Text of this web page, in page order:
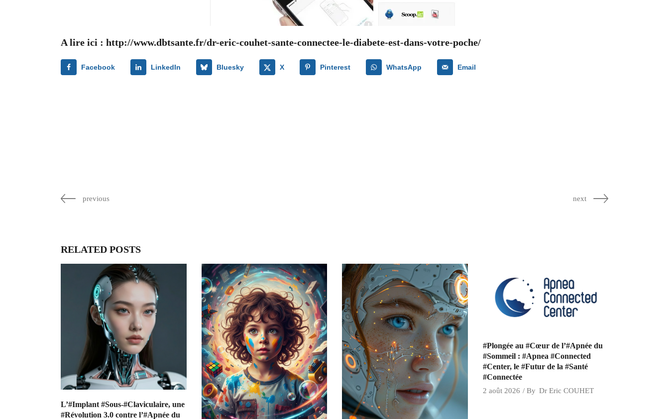
A lire ici : http://www.dbtsante.fr/dr-eric-couhet-sante-connectee-le-diabete-est-dans-votre-poche/
Facebook LinkedIn Bluesky X Pinterest WhatsApp Email
previous next
RELATED POSTS
L’#Implant #Sous-#Claviculaire, une
#Révolution 3.0 contre l’#Apnée du
#Plongée au #Cœur de l’#Apnée du
#Sommeil : #Apnea #Connected
#Center, le #Futur de la #Santé
#Connectée
2 août 2026 By Dr Eric COUHET